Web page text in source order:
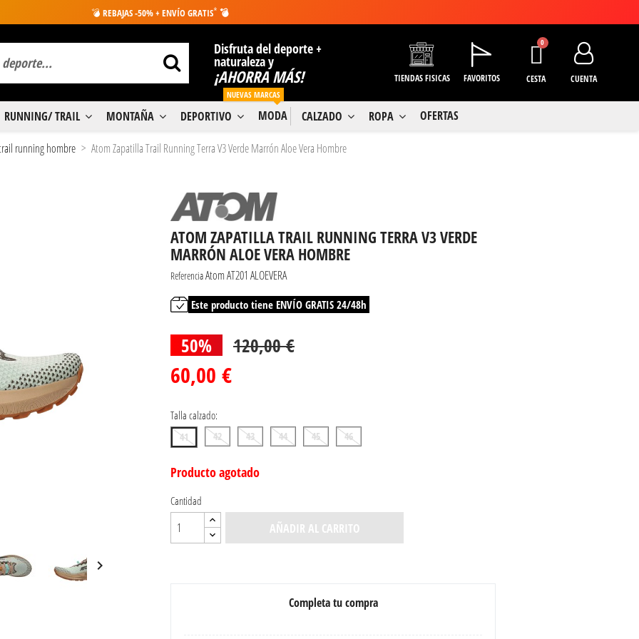
💣 REBAJAS -50% + ENVÍO GRATIS* 💣
Disfruta del deporte +
naturaleza y
¡AHORRA MÁS! TIENDAS FISICAS FAVORITOS CESTA CUENTA
RUNNING/ TRAIL MONTAÑA DEPORTIVO MODA
NUEVAS MARCAS
CALZADO ROPA OFERTAS
running hombre Atom Zapatilla Trail Running Terra V3 Verde Marrón Aloe Vera Hombre

ATOM ZAPATILLA TRAIL RUNNING TERRA V3 VERDE
MARRÓN ALOE VERA HOMBRE
ReferenciaAtom AT201 ALOEVERA
Este producto tiene ENVÍO GRATIS 24/48h
50% 120,00 €
60,00 €
Talla calzado:
41 42 43 44 45 46
Producto agotado
Cantidad
AÑADIR AL CARRITO
Completa tu compra